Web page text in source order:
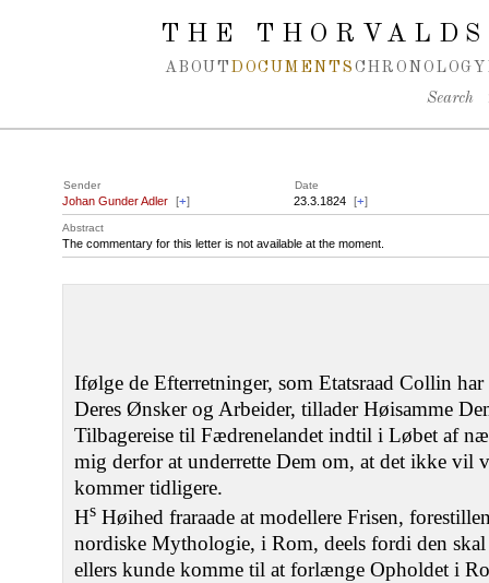
Spring navigation over
THE
ABOUT DOCUMENTS CHRONOLOGY
Search
Sender Date
Johan Gunder Adler [+] 23.3.1824 [+]
Abstract
The commentary for this letter is not available at the moment.
Ifølge de Efterretninger, som Etatsraad Collin
Deres Ønsker og Arbeider, tillader Høisamme
Tilbagereise til Fædrenelandet indtil i Løbet af
mig derfor at underrette Dem om, at det ikke vil
kommer tidligere.
Hs Høihed fraraade at modellere Frisen,
nordiske Mythologie, i Rom, deels fordi den
ellers kunde komme til at forlænge Opholdet i